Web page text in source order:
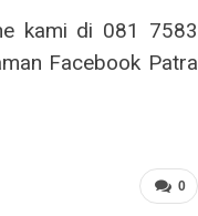
kami di 081 7583
Facebook Patra
0